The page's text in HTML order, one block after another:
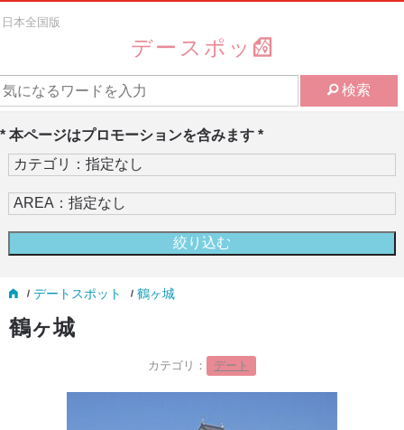
日本全国版
デースポッ
検索
* 本ページはプロモーションを含みます *
デートスポット 鶴ヶ城
鶴ヶ城
カテゴリ： デート